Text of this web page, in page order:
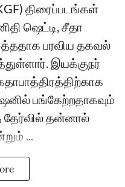
திரைப்படங்கள்
ஷெட்டி, சீதா
பரவிய தகவல்
இயக்குநர்
பங்கேற்றதாகவும்
தேர்வில் தன்னால்
...